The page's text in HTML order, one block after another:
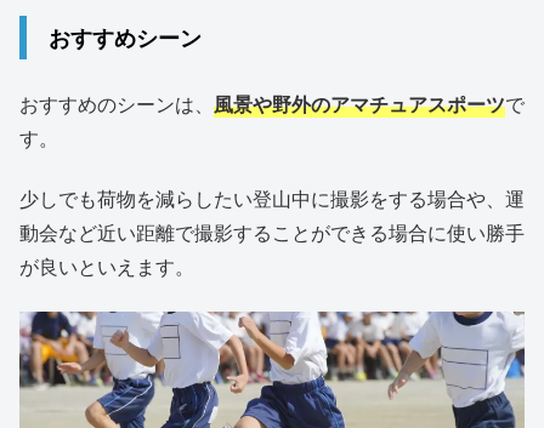
おすすめシーン
おすすめのシーンは、 風景や野外のアマチュアスポーツで
す。
少しでも荷物を減らしたい登山中に撮影をする場合や、運
動会など近い距離で撮影することができる場合に使い勝手
が良いといえます。